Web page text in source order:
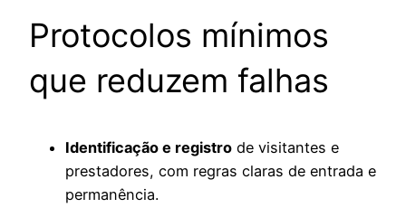
Protocolos mínimos
que reduzem falhas
Identificação e registro de visitantes e
prestadores, com regras claras de entrada e
permanência.